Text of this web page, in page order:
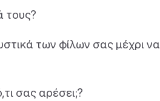
τους?
των φίλων σας μέχρι να
σας αρέσει;?